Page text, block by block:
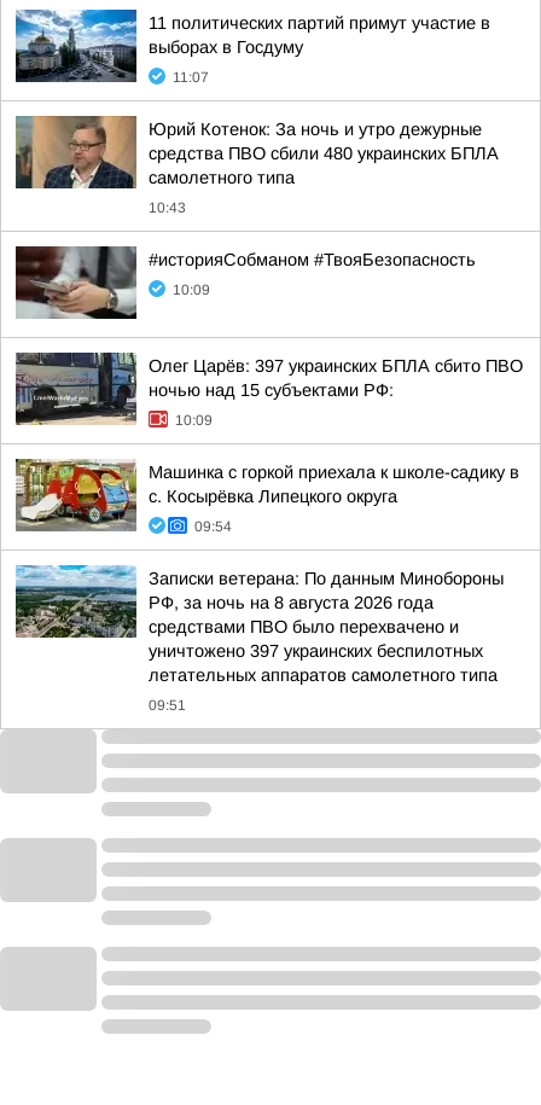
11 политических партий примут участие в
выборах в Госдуму
11:07
Юрий Котенок: За ночь и утро дежурные
средства ПВО сбили 480 украинских БПЛА
самолетного типа
10:43
#историяСобманом #ТвояБезопасность
10:09
Олег Царёв: 397 украинских БПЛА сбито ПВО
ночью над 15 субъектами РФ:
10:09
Машинка с горкой приехала к школе-садику в
с. Косырёвка Липецкого округа
09:54
Записки ветерана: По данным Минобороны
РФ, за ночь на 8 августа 2026 года
средствами ПВО было перехвачено и
уничтожено 397 украинских беспилотных
летательных аппаратов самолетного типа
09:51